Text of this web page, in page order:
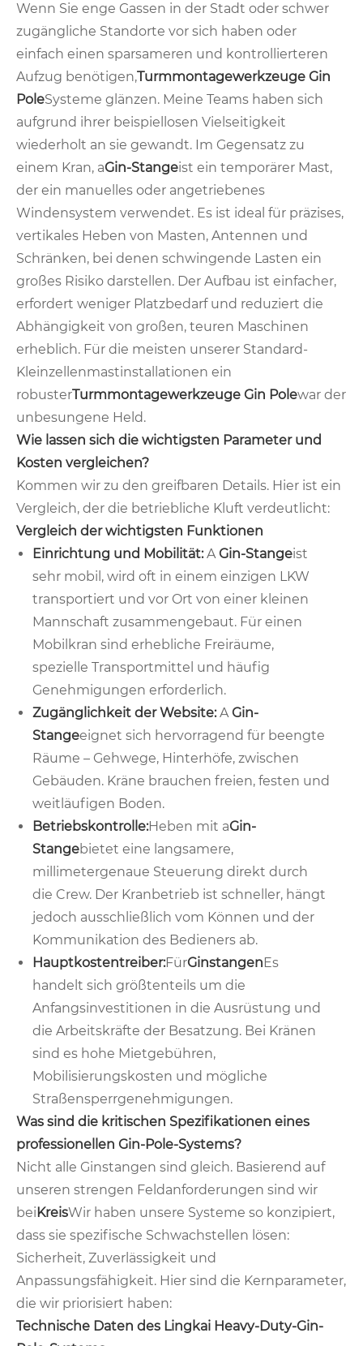
Wenn Sie enge Gassen in der Stadt oder schwer
zugängliche Standorte vor sich haben oder
einfach einen sparsameren und kontrollierteren
Aufzug benötigen,Turmmontagewerkzeuge Gin
PoleSysteme glänzen. Meine Teams haben sich
aufgrund ihrer beispiellosen Vielseitigkeit
wiederholt an sie gewandt. Im Gegensatz zu
einem Kran, aGin-Stangeist ein temporärer Mast,
der ein manuelles oder angetriebenes
Windensystem verwendet. Es ist ideal für präzises,
vertikales Heben von Masten, Antennen und
Schränken, bei denen schwingende Lasten ein
großes Risiko darstellen. Der Aufbau ist einfacher,
erfordert weniger Platzbedarf und reduziert die
Abhängigkeit von großen, teuren Maschinen
erheblich. Für die meisten unserer Standard-
Kleinzellenmastinstallationen ein
robusterTurmmontagewerkzeuge Gin Polewar der
unbesungene Held.
Wie lassen sich die wichtigsten Parameter und
Kosten vergleichen?
Kommen wir zu den greifbaren Details. Hier ist ein
Vergleich, der die betriebliche Kluft verdeutlicht:
Vergleich der wichtigsten Funktionen
Einrichtung und Mobilität:AGin-Stangeist
sehr mobil, wird oft in einem einzigen LKW
transportiert und vor Ort von einer kleinen
Mannschaft zusammengebaut. Für einen
Mobilkran sind erhebliche Freiräume,
spezielle Transportmittel und häufig
Genehmigungen erforderlich.
Zugänglichkeit der Website:AGin-
Stangeeignet sich hervorragend für beengte
Räume – Gehwege, Hinterhöfe, zwischen
Gebäuden. Kräne brauchen freien, festen und
weitläufigen Boden.
Betriebskontrolle:Heben mit aGin-
Stangebietet eine langsamere,
millimetergenaue Steuerung direkt durch
die Crew. Der Kranbetrieb ist schneller, hängt
jedoch ausschließlich vom Können und der
Kommunikation des Bedieners ab.
Hauptkostentreiber:FürGinstangenEs
handelt sich größtenteils um die
Anfangsinvestitionen in die Ausrüstung und
die Arbeitskräfte der Besatzung. Bei Kränen
sind es hohe Mietgebühren,
Mobilisierungskosten und mögliche
Straßensperrgenehmigungen.
Was sind die kritischen Spezifikationen eines
professionellen Gin-Pole-Systems?
Nicht alle Ginstangen sind gleich. Basierend auf
unseren strengen Feldanforderungen sind wir
beiKreisWir haben unsere Systeme so konzipiert,
dass sie spezifische Schwachstellen lösen:
Sicherheit, Zuverlässigkeit und
Anpassungsfähigkeit. Hier sind die Kernparameter,
die wir priorisiert haben:
Technische Daten des Lingkai Heavy-Duty-Gin-